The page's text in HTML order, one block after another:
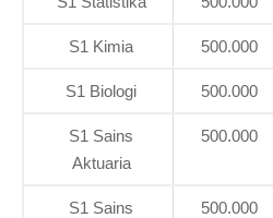
S1 Kimia 500.000
S1 Biologi 500.000
S1 Sains
Aktuaria
500.000
S1 Sains
500.000